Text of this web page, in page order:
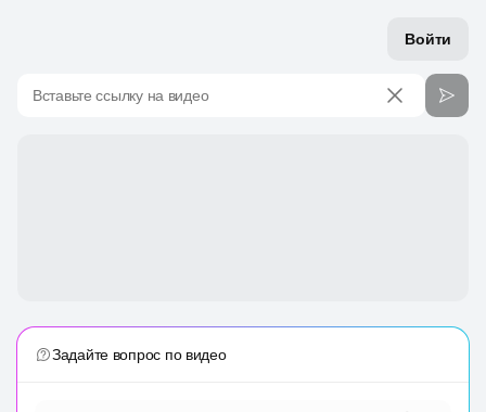
Войти
Вставьте ссылку на видео
Задайте вопрос по видео